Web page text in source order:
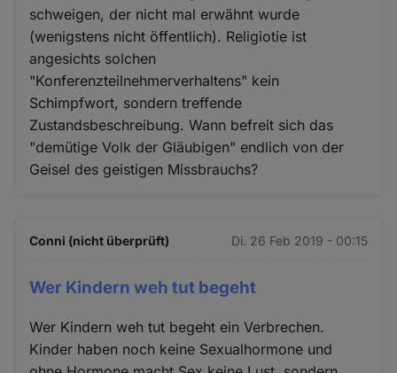
schweigen, der nicht mal erwähnt wurde
(wenigstens nicht öffentlich). Religiotie ist
angesichts solchen
"Konferenzteilnehmerverhaltens" kein
Schimpfwort, sondern treffende
Zustandsbeschreibung. Wann befreit sich das
"demütige Volk der Gläubigen" endlich von der
Geisel des geistigen Missbrauchs?
Conni (nicht überprüft) Di. 26 Feb 2019 - 00:15
Wer Kindern weh tut begeht
Wer Kindern weh tut begeht ein Verbrechen.
Kinder haben noch keine Sexualhormone und